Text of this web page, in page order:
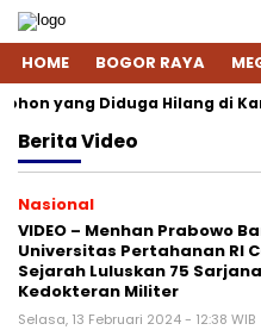
HOME BOGOR RAYA
yang Diduga Hilang di
BeritaVideo
Nasional
VIDEO – Menhan Prabowo
Universitas Pertahanan RI
Sejarah Luluskan 75 Sarjana
Kedokteran Militer
Selasa, 13 Februari 2024 - 12:38 WIB